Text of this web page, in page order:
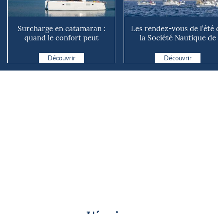
Surcharge en catamaran :
quand le confort peut
Découvrir
Les rendez-vous de l’été
la Société Nautique de
Découvrir